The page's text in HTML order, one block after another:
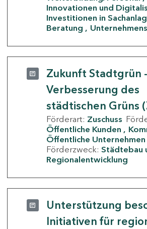
Innovationen und
Investitionen in
Beratung
Zukunft Stadtgrün -
Verbesserung des
städtischen Grüns
Förderart: Zuschuss
Öffentliche Kunden
Öffentliche Unternehmen
Förderzweck: Städtebau
Regionalentwicklung
Unterstützung
Initiativen für